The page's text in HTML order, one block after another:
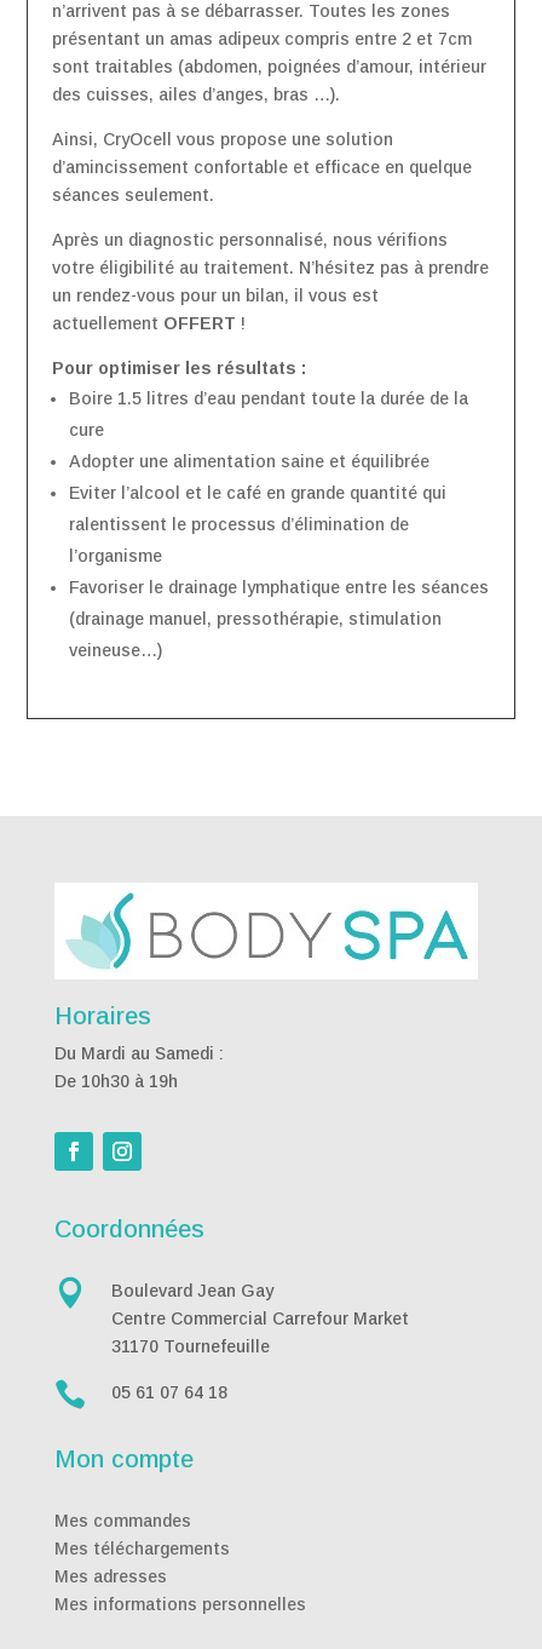
n’arrivent pas à se débarrasser. Toutes les zones
présentant un amas adipeux compris entre 2 et 7cm
sont traitables (abdomen, poignées d’amour, intérieur
des cuisses, ailes d’anges, bras …).
Ainsi, CryOcell vous propose une solution
d’amincissement confortable et efficace en quelque
séances seulement.
Après un diagnostic personnalisé, nous vérifions
votre éligibilité au traitement. N’hésitez pas à prendre
un rendez-vous pour un bilan, il vous est
actuellement OFFERT !
Pour optimiser les résultats :
Boire 1.5 litres d’eau pendant toute la durée de la
cure
Adopter une alimentation saine et équilibrée
Eviter l’alcool et le café en grande quantité qui
ralentissent le processus d’élimination de
l’organisme
Favoriser le drainage lymphatique entre les séances
(drainage manuel, pressothérapie, stimulation
veineuse…)
Horaires
Du Mardi au Samedi :
De 10h30 à 19h
Coordonnées

Boulevard Jean Gay
Centre Commercial Carrefour Market
31170 Tournefeuille
 05 61 07 64 18
Mon compte
Mes commandes
Mes téléchargements
Mes adresses
Mes informations personnelles